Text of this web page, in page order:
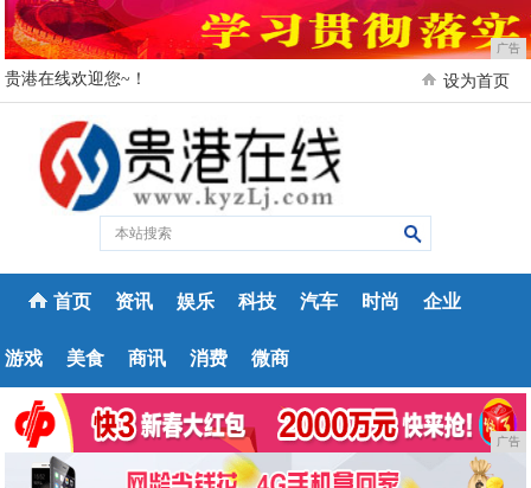
广告
贵港在线欢迎您~！ 设为首页
首页 资讯 娱乐 科技 汽车 时尚 企业
游戏 美食 商讯 消费 微商
广告